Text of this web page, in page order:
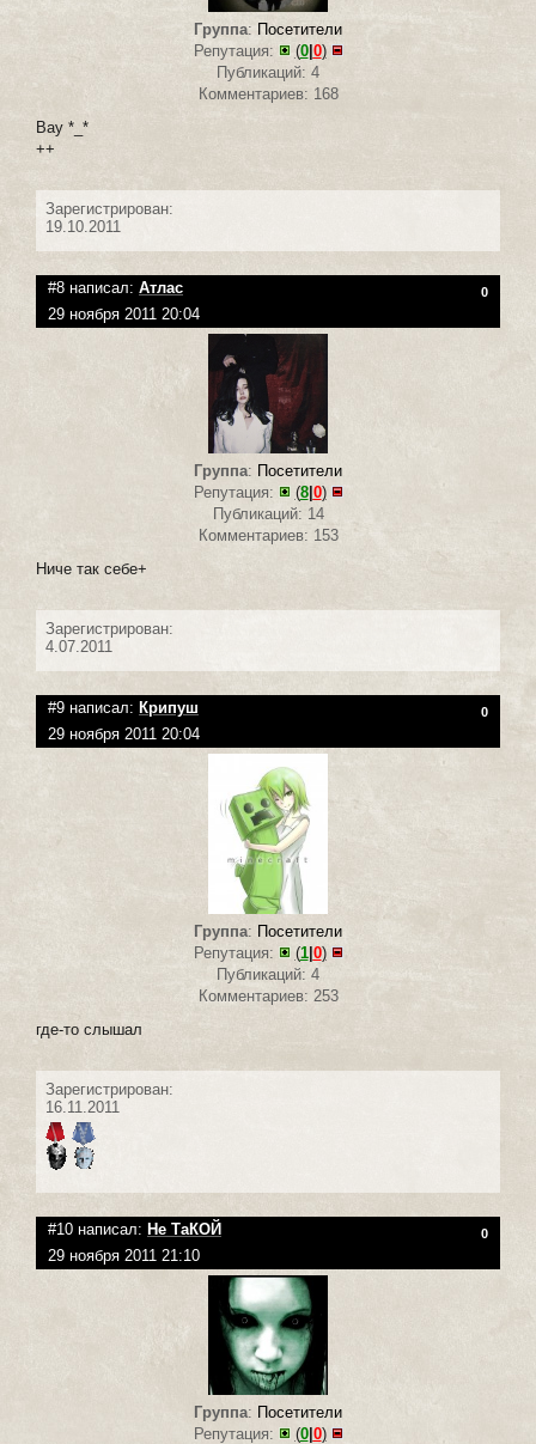
Группа: Посетители
Репутация:
(0| 0)
Публикаций: 4
Комментариев: 168
Вау *_*
++
Зарегистрирован:
19.10.2011
#8 написал: Атлас 0
29 ноября 2011 20:04
Группа: Посетители
Репутация:
(8| 0)
Публикаций: 14
Комментариев: 153
Ниче так себе+
Зарегистрирован:
4.07.2011
#9 написал: Крипуш 0
29 ноября 2011 20:04
Группа: Посетители
Репутация:
(1|0)
Публикаций: 4
Комментариев: 253
где-то слышал
Зарегистрирован:
16.11.2011
#10 написал: Не ТаКОЙ 0
29 ноября 2011 21:10
Группа: Посетители
Репутация:
(0|0)